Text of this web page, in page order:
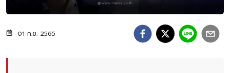
01 ก.ย. 2565